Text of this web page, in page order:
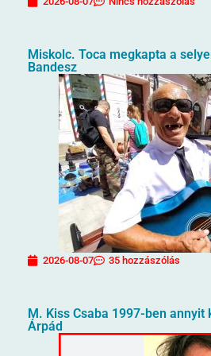
Miskolc. Toca megkapta a
Bandesz
2026-08-07 35 hozzászólás
M. Kiss Csaba 1997-ben
Árpád